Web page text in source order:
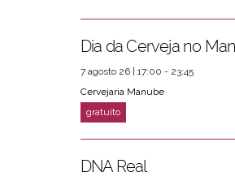
Dia da Cerveja no
7 agosto 26 | 17:00 - 23:45
Cervejaria Manube
DNA Real